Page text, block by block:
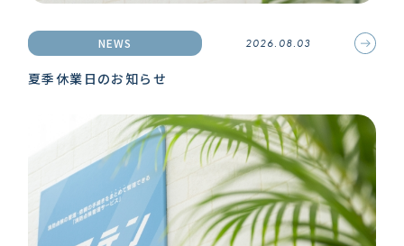
NEWS 2026.08.03
夏季休業日のお知らせ